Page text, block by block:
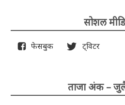
सोशल
फेसबुक ट्विटर
ताजा अंक –